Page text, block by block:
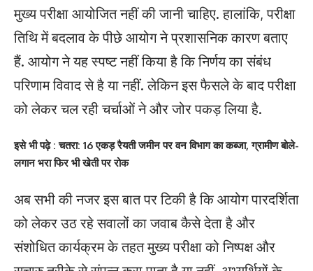
मुख्य परीक्षा आयोजित नहीं की जानी चाहिए. हालांकि, परीक्षा
तिथि में बदलाव के पीछे आयोग ने प्रशासनिक कारण बताए
हैं. आयोग ने यह स्पष्ट नहीं किया है कि निर्णय का संबंध
परिणाम विवाद से है या नहीं. लेकिन इस फैसले के बाद परीक्षा
को लेकर चल रही चर्चाओं ने और जोर पकड़ लिया है.
इसे भी पढ़े : चतरा: 16 एकड़ रैयती जमीन पर वन विभाग का कब्जा, ग्रामीण बोले-
लगान भरा फिर भी खेती पर रोक
अब सभी की नजर इस बात पर टिकी है कि आयोग पारदर्शिता
को लेकर उठ रहे सवालों का जवाब कैसे देता है और
संशोधित कार्यक्रम के तहत मुख्य परीक्षा को निष्पक्ष और